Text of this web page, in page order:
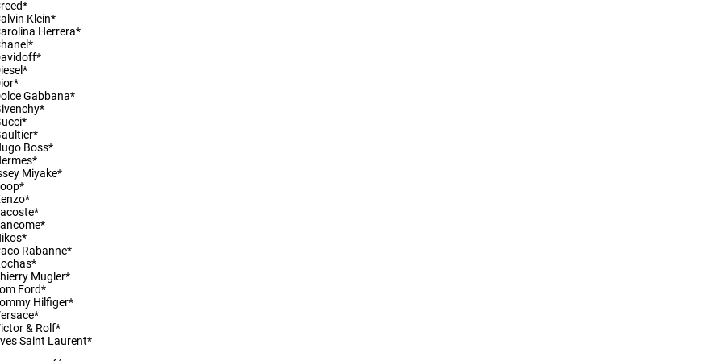
osobních údajů
Klein*
Herrera*
Gabbana*
Boss*
Miyake*
Rabanne*
Mugler*
Ford*
Hilfiger*
& Rolf*
Saint Laurent*